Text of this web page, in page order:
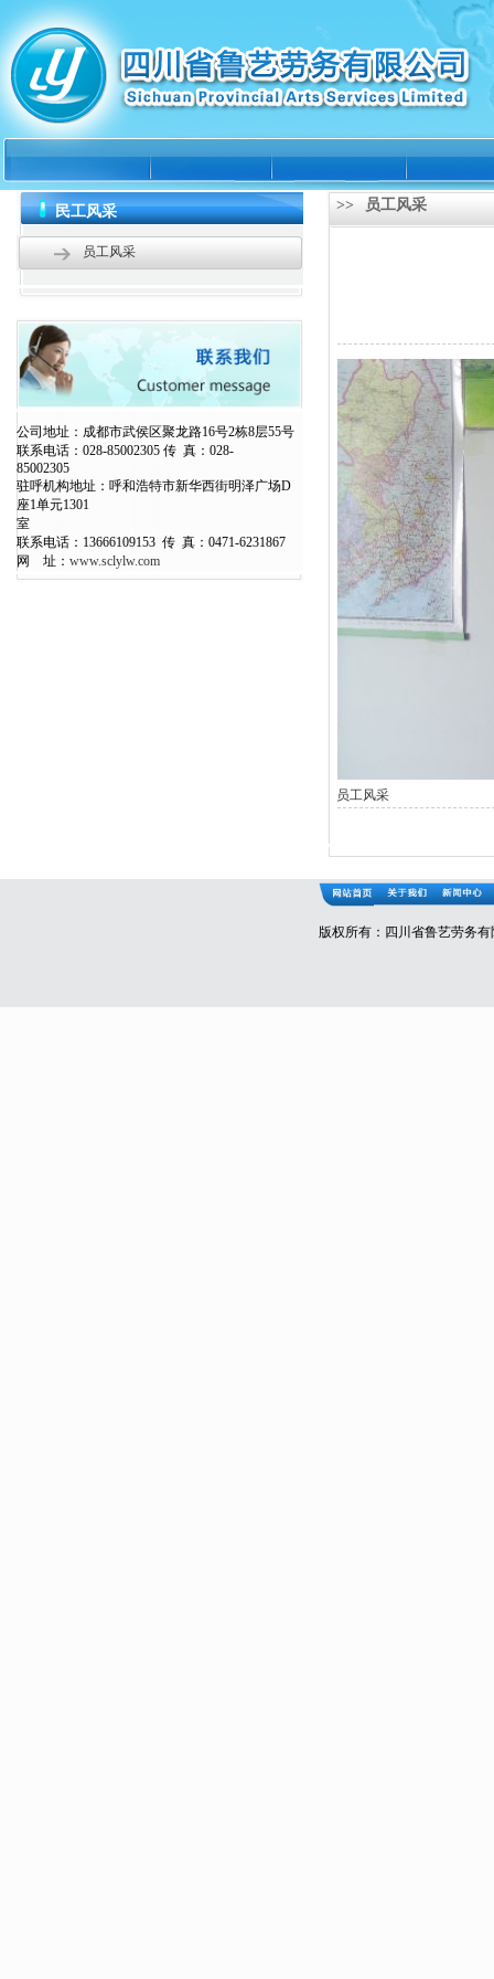
民工风采
员工风采
公司地址：成都市武侯区聚龙路16号2栋8层55号
联系电话：028-85002305 传 真：028-
驻呼机构地址：呼和浩特市新华西街明泽广场D
座1单元1301
室
联系电话：13666109153 传 真：0471-6231867
网 址： www.sclylw.com
>> 员工风采
员工风采
版权所有：四川省鲁艺劳务